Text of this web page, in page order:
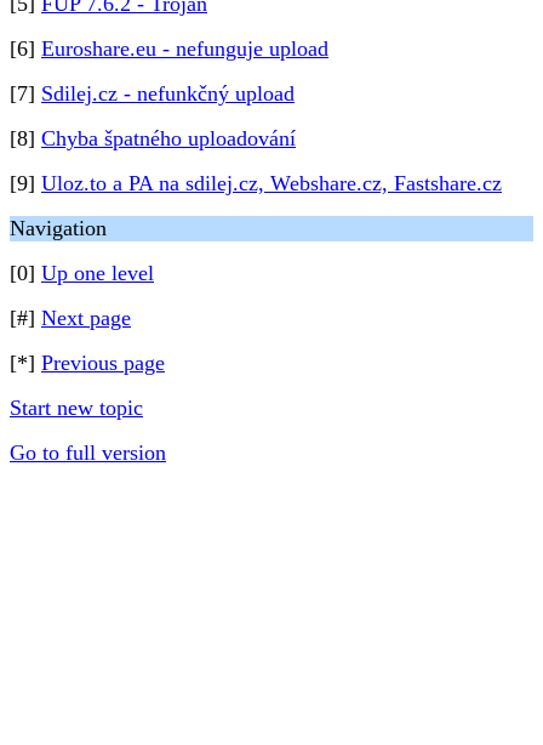
[6] Euroshare.eu - nefunguje upload
[7] Sdilej.cz - nefunkčný upload
[8] Chyba špatného uploadování
[9] Uloz.to a PA na sdilej.cz, Webshare.cz, Fastshare.cz
Navigation
[0] Up one level
[#] Next page
[*] Previous page
Start new topic
Go to full version